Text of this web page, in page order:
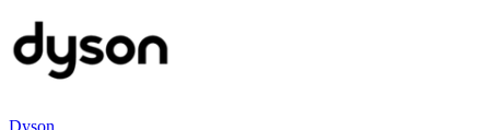
Dyson